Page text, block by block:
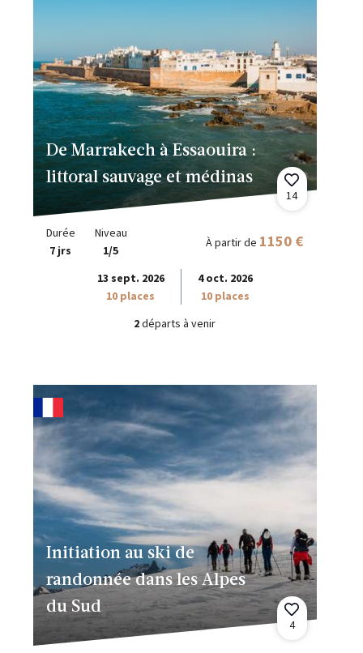
De Marrakech à Essaouira :
littoral sauvage et médinas
14
Durée
7 jrs
Niveau
1/5
À partir de 1150 €
13 sept. 2026
10 places
4 oct. 2026
10 places
2départs à venir
Initiation au ski de
randonnée dans les Alpes
du Sud
4